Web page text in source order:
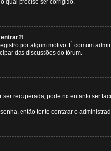
qual precise ser corrigido.
por algum motivo. É comum
das discussões do fórum.
recuperada, pode no entanto ser
então tente contatar o